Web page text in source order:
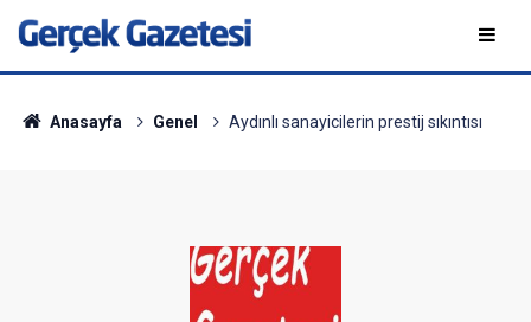
Anasayfa Genel Aydınlı sanayicilerin prestij sıkıntısı